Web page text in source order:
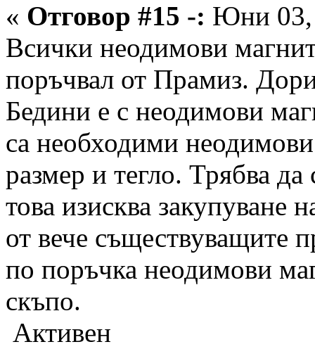
« Отговор #15 -: Юни 03,
Всички неодимови
поръчвал от Прамиз.
Бедини е с неодимови
са необходими
размер и тегло. Трябва
това изисква закупуване
от вече съществуващите
по поръчка неодимови
скъпо.
Активен